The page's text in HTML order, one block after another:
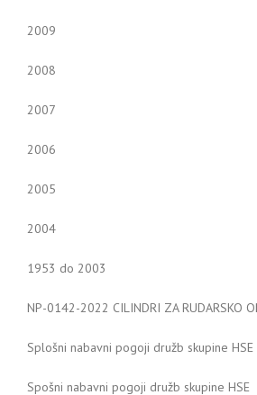
2009
2008
2007
2006
2005
2004
1953 do 2003
NP-0142-2022 CILINDRI ZA RUDARSKO
Splošni nabavni pogoji družb skupine HSE
Spošni nabavni pogoji družb skupine HSE